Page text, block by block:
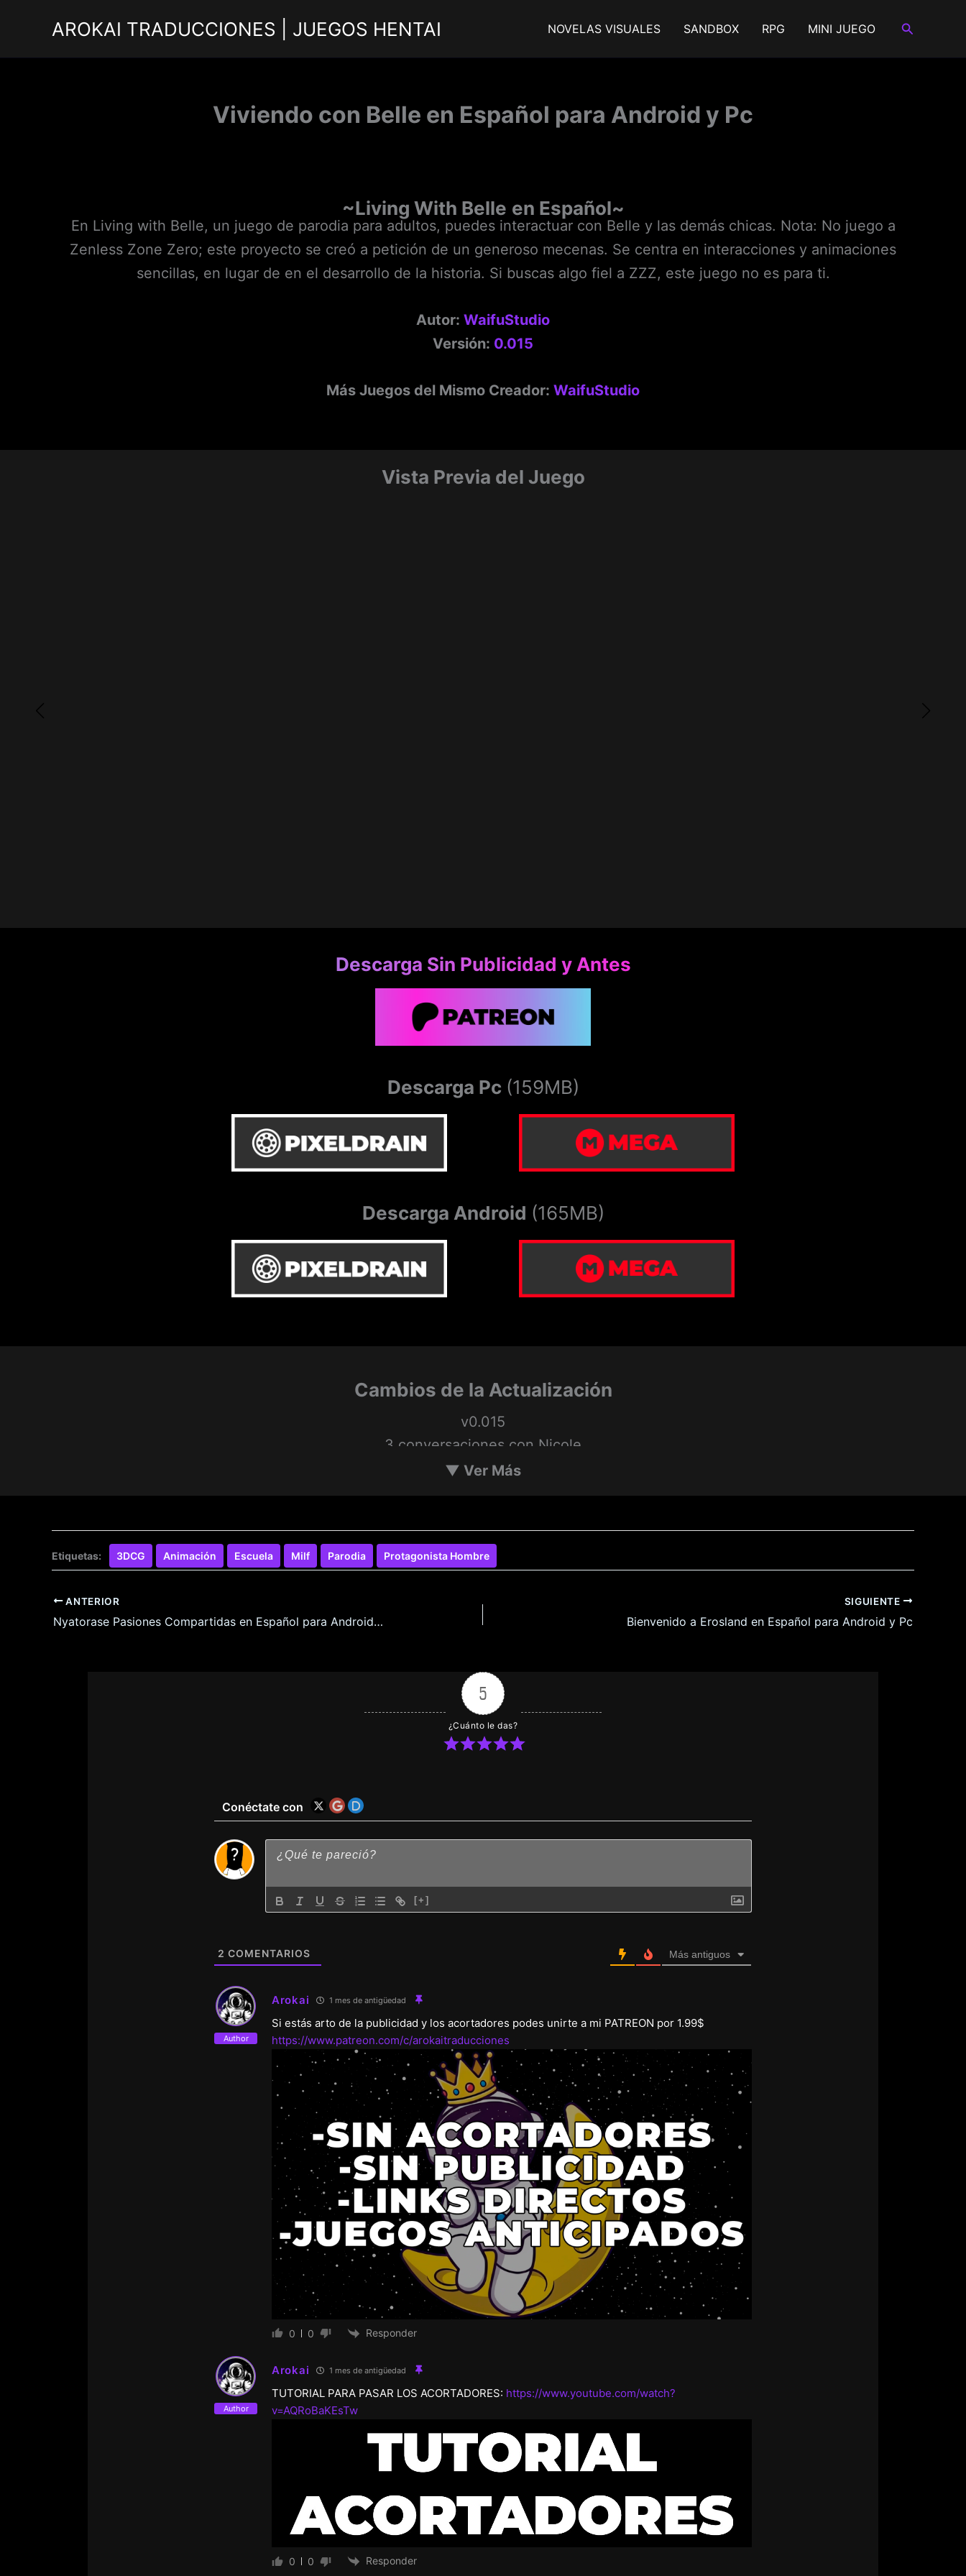
AROKAI TRADUCCIONES | JUEGOS HENTAI NOVELAS VISUALES SANDBOX RPG MINI JUEGO Buscar
Viviendo con Belle en Español para Android y Pc
~Living With Belle en Español~
En Living with Belle, un juego de parodia para adultos, puedes interactuar con Belle y las demás chicas. Nota: No juego a
Zenless Zone Zero; este proyecto se creó a petición de un generoso mecenas. Se centra en interacciones y animaciones
sencillas, en lugar de en el desarrollo de la historia. Si buscas algo fiel a ZZZ, este juego no es para ti.
Autor: WaifuStudio
Versión: 0.015
Más Juegos del Mismo Creador: WaifuStudio
Vista Previa del Juego
Descarga Sin Publicidad y Antes
Descarga Pc (159MB)
Descarga Android (165MB)
Cambios de la Actualización
v0.015
3 conversaciones con Nicole
2 peticiones a Nicole
▼ Ver Más
Etiquetas: 3DCG Animación Escuela Milf Parodia Protagonista Hombre
ANTERIOR
Nyatorase Pasiones Compartidas en Español para Android y Pc
SIGUIENTE
Bienvenido a Erosland en Español para Android y Pc
5
¿Cuánto le das?
Conéctate con
[+]
2 COMENTARIOS Más antiguos
Author
Arokai 1 mes de antigüedad
Si estás arto de la publicidad y los acortadores podes unirte a mi PATREON por 1.99$
https://www.patreon.com/c/arokaitraducciones
0 0 Responder
Author
Arokai 1 mes de antigüedad
TUTORIAL PARA PASAR LOS ACORTADORES: https://www.youtube.com/watch?
v=AQRoBaKEsTw
0 0 Responder